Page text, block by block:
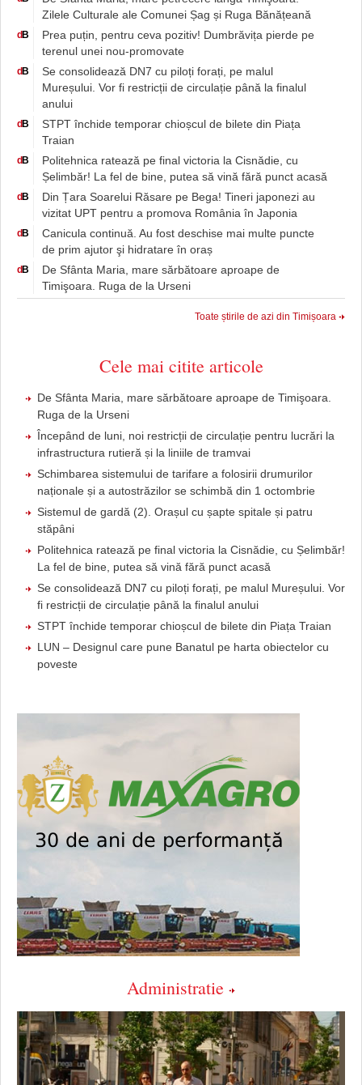
Zilele Culturale ale Comunei Șag și Ruga Bănățeană
d B
Prea puțin, pentru ceva pozitiv! Dumbrăvița pierde pe
terenul unei nou-promovate
d B
Se consolidează DN7 cu piloți forați, pe malul
Mureșului. Vor fi restricții de circulație până la finalul
anului
d B
STPT închide temporar chioșcul de bilete din Piața
Traian
d B
Politehnica ratează pe final victoria la Cisnădie, cu
Șelimbăr! La fel de bine, putea să vină fără punct acasă
d B
Din Țara Soarelui Răsare pe Bega! Tineri japonezi au
vizitat UPT pentru a promova România în Japonia
d B
Canicula continuă. Au fost deschise mai multe puncte
de prim ajutor şi hidratare în oraș
d B
De Sfânta Maria, mare sărbătoare aproape de
Timişoara. Ruga de la Urseni
Toate știrile de azi din Timișoara
Cele mai citite articole
De Sfânta Maria, mare sărbătoare aproape de Timişoara.
Ruga de la Urseni
Începând de luni, noi restricții de circulație pentru lucrări la
infrastructura rutieră și la liniile de tramvai
Schimbarea sistemului de tarifare a folosirii drumurilor
naționale și a autostrăzilor se schimbă din 1 octombrie
Sistemul de gardă (2). Orașul cu șapte spitale și patru
stăpâni
Politehnica ratează pe final victoria la Cisnădie, cu Șelimbăr!
La fel de bine, putea să vină fără punct acasă
Se consolidează DN7 cu piloți forați, pe malul Mureșului. Vor
fi restricții de circulație până la finalul anului
STPT închide temporar chioșcul de bilete din Piața Traian
LUN – Designul care pune Banatul pe harta obiectelor cu
poveste
Administratie